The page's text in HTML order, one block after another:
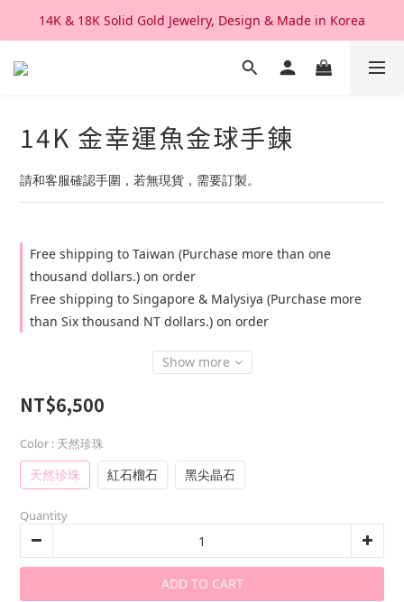
We Ship Worldwide. Good After Service
14K & 18K Solid Gold Jewelry, Design & Made in Korea
We Ship Worldwide. Good After Service
14K 金幸運魚金球手鍊
請和客服確認手圍，若無現貨，需要訂製。
Free shipping to Taiwan (Purchase more than one
thousand dollars.) on order
Free shipping to Singapore & Malysiya (Purchase more
than Six thousand NT dollars.) on order
Show more
NT$6,500
Color : 天然珍珠
天然珍珠 紅石榴石 黑尖晶石
Quantity
ADD TO CART